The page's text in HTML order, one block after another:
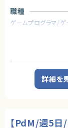
エージェントから
◎ServiceNow導入案
ため、上流から下流
◎フルリモート環境
◎少人数体制のプロ
■募集背景
・サービスの継続的
・詳細設計
・リリース対応
職種
ゲームプログラマ/ゲ
・実写ARを使った町
案件２：受託Web3
・アートとARをつか
・unity経験3年以上
詳細を
【PdM/週5日/